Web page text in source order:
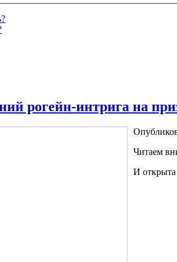
рогейн-интрига на
Читаем
И